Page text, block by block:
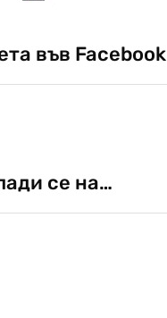
във Facebook
се на…